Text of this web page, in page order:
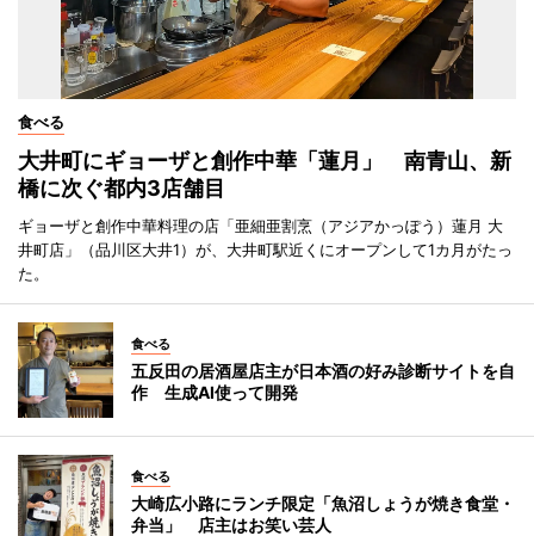
食べる
大井町にギョーザと創作中華「蓮月」 南青山、新
橋に次ぐ都内3店舗目
ギョーザと創作中華料理の店「亜細亜割烹（アジアかっぽう）蓮月 大
井町店」（品川区大井1）が、大井町駅近くにオープンして1カ月がたっ
た。
食べる
五反田の居酒屋店主が日本酒の好み診断サイトを自
作 生成AI使って開発
食べる
大崎広小路にランチ限定「魚沼しょうが焼き食堂・
弁当」 店主はお笑い芸人